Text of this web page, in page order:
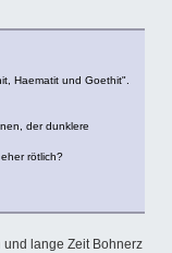
Haematit und Goethit".
der dunklere
rötlich?
lange Zeit Bohnerz